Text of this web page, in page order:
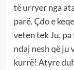
të urryer nga
parë. Çdo e
veten tek Ju,
ndaj nesh që ju
kurrë! Atyre